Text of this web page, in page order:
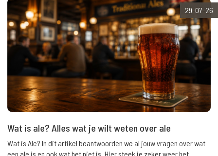
29-07-26
Wat is ale? Alles wat je wilt weten over ale
Wat is Ale? In dit artikel beantwoorden we al jouw vragen over wat
een ale is en ook wat het niet is. Hier steek je zeker weer het